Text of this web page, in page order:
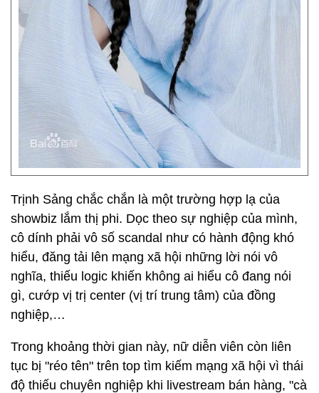
Trịnh Sảng chắc chắn là một trường hợp lạ của
showbiz lắm thị phi. Dọc theo sự nghiệp của mình,
cô dính phải vô số scandal như có hành động khó
hiểu, đăng tải lên mạng xã hội những lời nói vô
nghĩa, thiếu logic khiến không ai hiểu cô đang nói
gì, cướp vị trị center (vị trí trung tâm) của đồng
nghiệp,…
Trong khoảng thời gian này, nữ diễn viên còn liên
tục bị "réo tên" trên top tìm kiếm mạng xã hội vì thái
độ thiếu chuyên nghiệp khi livestream bán hàng, "cà